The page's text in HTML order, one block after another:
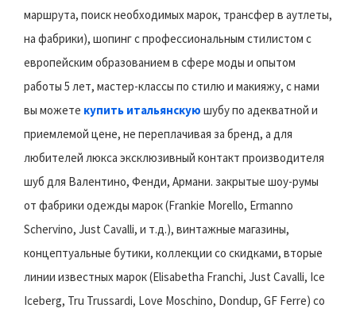
маршрута, поиск необходимых марок, трансфер в аутлеты,
на фабрики), шопинг с профессиональным стилистом с
европейским образованием в сфере моды и опытом
работы 5 лет, мастер-классы по стилю и макияжу, с нами
вы можете купить итальянскую шубу по адекватной и
приемлемой цене, не переплачивая за бренд, а для
любителей люкса эксклюзивный контакт производителя
шуб для Валентино, Фенди, Армани. закрытые шоу-румы
от фабрики одежды марок (Frankie Morello, Ermanno
Schervino, Just Cavalli, и т.д.), винтажные магазины,
концептуальные бутики, коллекции со скидками, вторые
линии известных марок (Elisabetha Franchi, Just Cavalli, Ice
Iceberg, Tru Trussardi, Love Moschino, Dondup, GF Ferre) со